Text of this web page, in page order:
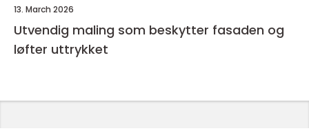
13. March 2026
Utvendig maling som beskytter fasaden og
løfter uttrykket